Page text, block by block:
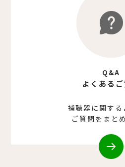
Q&A
よくある
補聴器に関する
ご質問をまと